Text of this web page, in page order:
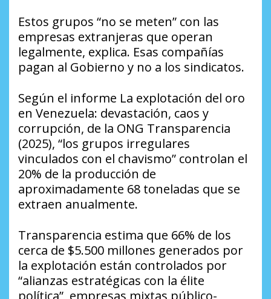
Estos grupos “no se meten” con las
empresas extranjeras que operan
legalmente, explica. Esas compañías
pagan al Gobierno y no a los sindicatos.
Según el informe La explotación del oro
en Venezuela: devastación, caos y
corrupción, de la ONG Transparencia
(2025), “los grupos irregulares
vinculados con el chavismo” controlan el
20% de la producción de
aproximadamente 68 toneladas que se
extraen anualmente.
Transparencia estima que 66% de los
cerca de $5.500 millones generados por
la explotación están controlados por
“alianzas estratégicas con la élite